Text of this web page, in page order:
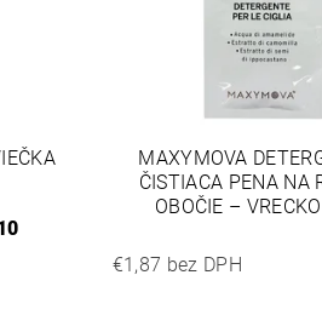
MAXYMOVA
ČISTIACA PENA NA
OBOČIE –
€1,87 bez DPH